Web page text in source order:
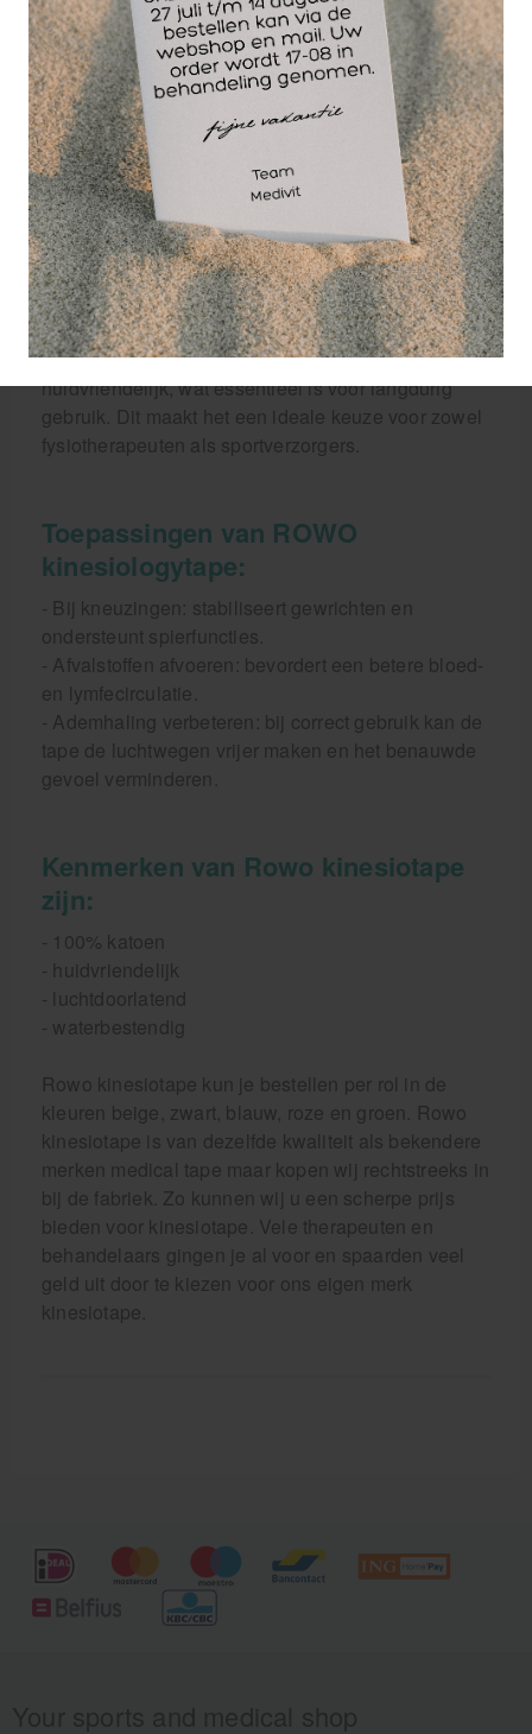
in Zuid-Korea, wat zorgt voor een vergelijkbare
kleefkracht en duurzaamheid. Dankzij de
hoogwaardige samenstelling kan de tape meerdere
dagen comfortabel gedragen worden, zelfs tijdens
inspannende activiteiten.
Waarom kiezen voor Rowo
kinesiotape?
Rowo kinesiotape is gemaakt van 92% katoen en
8% elastaan, waardoor de tape tot 140% rekbaar is.
De tape is waterbestendig, luchtdoorlatend en
huidvriendelijk, wat essentieel is voor langdurig
gebruik. Dit maakt het een ideale keuze voor zowel
fysiotherapeuten als sportverzorgers.
Toepassingen van ROWO
kinesiologytape:
- Bij kneuzingen: stabiliseert gewrichten en
ondersteunt spierfuncties.
- Afvalstoffen afvoeren: bevordert een betere bloed-
en lymfecirculatie.
- Ademhaling verbeteren: bij correct gebruik kan de
tape de luchtwegen vrijer maken en het benauwde
gevoel verminderen.
Kenmerken van Rowo kinesiotape
zijn:
- 100% katoen
- huidvriendelijk
- luchtdoorlatend
- waterbestendig
Rowo kinesiotape kun je bestellen per rol in de
kleuren beige, zwart, blauw, roze en groen. Rowo
kinesiotape is van dezelfde kwaliteit als bekendere
merken medical tape maar kopen wij rechtstreeks in
bij de fabriek. Zo kunnen wij u een scherpe prijs
bieden voor kinesiotape. Vele therapeuten en
behandelaars gingen je al voor en spaarden veel
geld uit door te kiezen voor ons eigen merk
kinesiotape.